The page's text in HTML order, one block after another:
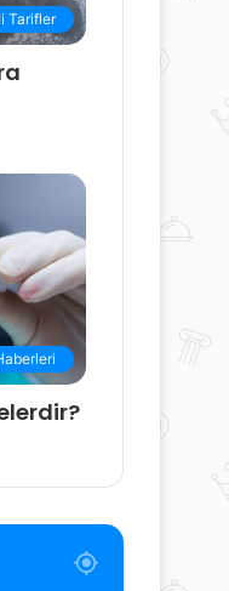
Tarifler